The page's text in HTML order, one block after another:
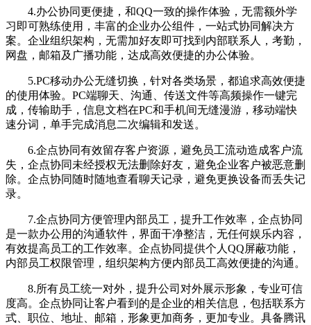
4.办公协同更便捷，和QQ一致的操作体验，无需额外学
习即可熟练使用，丰富的企业办公组件，一站式协同解决方
案。企业组织架构，无需加好友即可找到内部联系人，考勤，
网盘，邮箱及广播功能，达成高效便捷的办公体验。
5.PC移动办公无缝切换，针对各类场景，都追求高效便捷
的使用体验。PC端聊天、沟通、传送文件等高频操作一键完
成，传输助手，信息文档在PC和手机间无缝漫游，移动端快
速分词，单手完成消息二次编辑和发送。
6.企点协同有效留存客户资源，避免员工流动造成客户流
失，企点协同未经授权无法删除好友，避免企业客户被恶意删
除。企点协同随时随地查看聊天记录，避免更换设备而丢失记
录。
7.企点协同方便管理内部员工，提升工作效率，企点协同
是一款办公用的沟通软件，界面干净整洁，无任何娱乐内容，
有效提高员工的工作效率。企点协同提供个人QQ屏蔽功能，
内部员工权限管理，组织架构方便内部员工高效便捷的沟通。
8.所有员工统一对外，提升公司对外展示形象，专业可信
度高。企点协同让客户看到的是企业的相关信息，包括联系方
式、职位、地址、邮箱，形象更加商务，更加专业。具备腾讯